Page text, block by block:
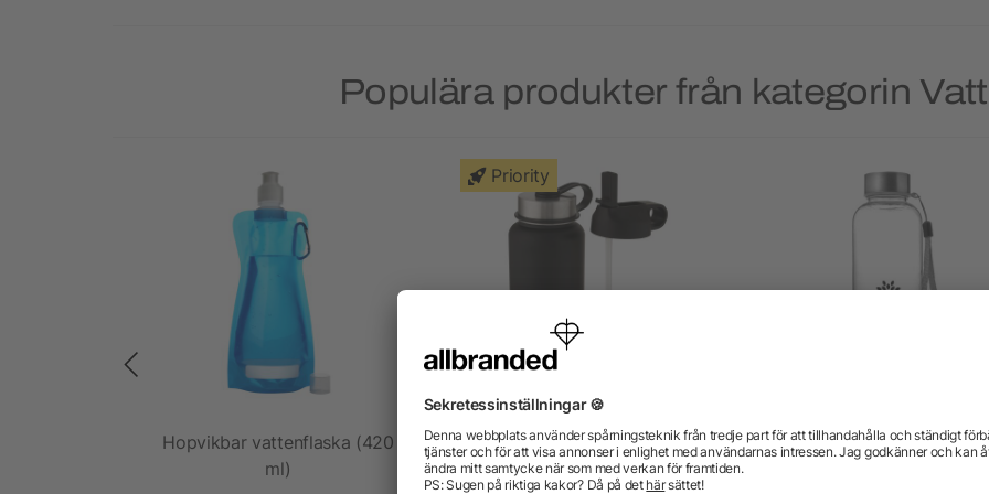
Populära produkter från kategorin
Hopvikbar vattenflaska (420
ml)
Priority
Supra 1 l vakuumisolerad
sportflaska i koppar med två
Vattenflaska i tritan (500